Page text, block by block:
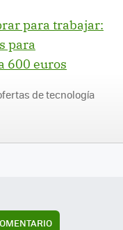
para trabajar:
para
600 euros
de tecnología